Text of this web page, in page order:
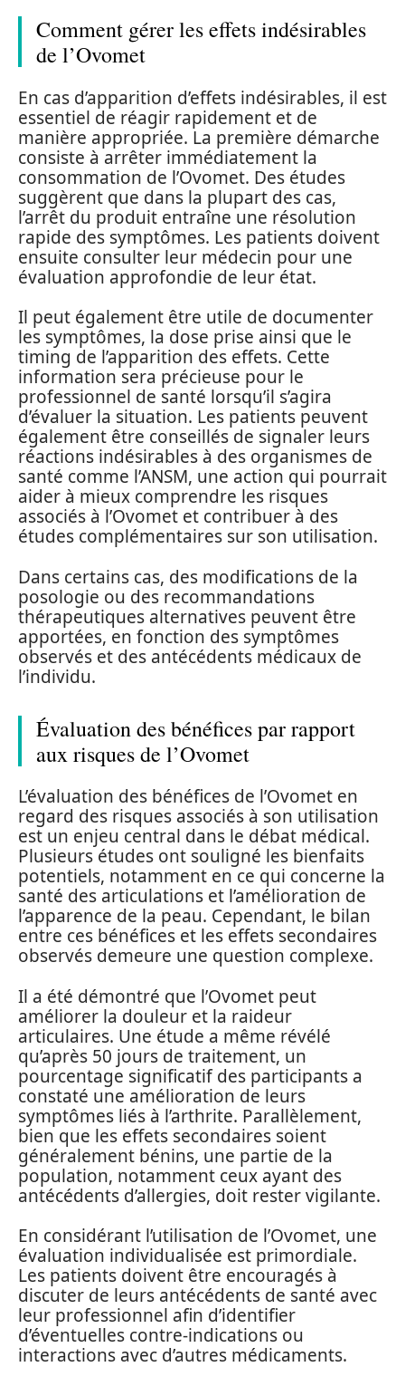
Comment gérer les effets indésirables
de l’Ovomet
En cas d’apparition d’effets indésirables, il est
essentiel de réagir rapidement et de
manière appropriée. La première démarche
consiste à arrêter immédiatement la
consommation de l’Ovomet. Des études
suggèrent que dans la plupart des cas,
l’arrêt du produit entraîne une résolution
rapide des symptômes. Les patients doivent
ensuite consulter leur médecin pour une
évaluation approfondie de leur état.
Il peut également être utile de documenter
les symptômes, la dose prise ainsi que le
timing de l’apparition des effets. Cette
information sera précieuse pour le
professionnel de santé lorsqu’il s’agira
d’évaluer la situation. Les patients peuvent
également être conseillés de signaler leurs
réactions indésirables à des organismes de
santé comme l’ANSM, une action qui pourrait
aider à mieux comprendre les risques
associés à l’Ovomet et contribuer à des
études complémentaires sur son utilisation.
Dans certains cas, des modifications de la
posologie ou des recommandations
thérapeutiques alternatives peuvent être
apportées, en fonction des symptômes
observés et des antécédents médicaux de
l’individu.
Évaluation des bénéfices par rapport
aux risques de l’Ovomet
L’évaluation des bénéfices de l’Ovomet en
regard des risques associés à son utilisation
est un enjeu central dans le débat médical.
Plusieurs études ont souligné les bienfaits
potentiels, notamment en ce qui concerne la
santé des articulations et l’amélioration de
l’apparence de la peau. Cependant, le bilan
entre ces bénéfices et les effets secondaires
observés demeure une question complexe.
Il a été démontré que l’Ovomet peut
améliorer la douleur et la raideur
articulaires. Une étude a même révélé
qu’après 50 jours de traitement, un
pourcentage significatif des participants a
constaté une amélioration de leurs
symptômes liés à l’arthrite. Parallèlement,
bien que les effets secondaires soient
généralement bénins, une partie de la
population, notamment ceux ayant des
antécédents d’allergies, doit rester vigilante.
En considérant l’utilisation de l’Ovomet, une
évaluation individualisée est primordiale.
Les patients doivent être encouragés à
discuter de leurs antécédents de santé avec
leur professionnel afin d’identifier
d’éventuelles contre-indications ou
interactions avec d’autres médicaments.